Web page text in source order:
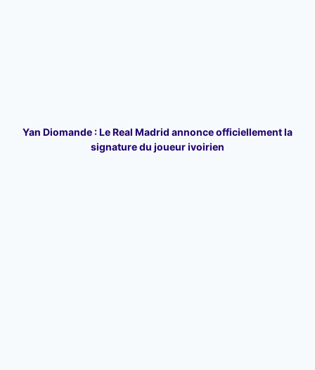
Yan Diomande : Le Real Madrid annonce officiellement la
signature du joueur ivoirien